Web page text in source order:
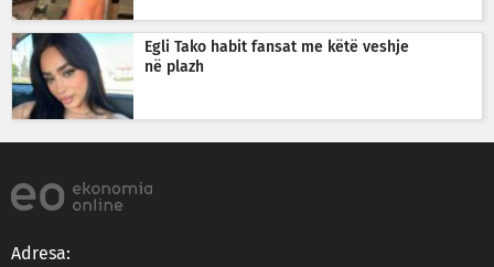
Egli Tako habit fansat me këtë veshje
në plazh
Adresa: